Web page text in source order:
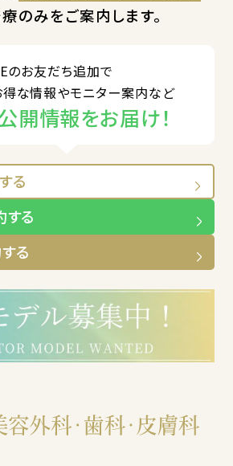
のみをご案内します。
のお友だち追加で
な情報やモニター案内など
開情報をお届け！
る
る
る